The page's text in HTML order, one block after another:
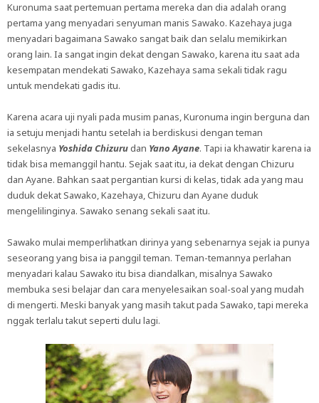
Kuronuma saat pertemuan pertama mereka dan dia adalah orang
pertama yang menyadari senyuman manis Sawako. Kazehaya juga
menyadari bagaimana Sawako sangat baik dan selalu memikirkan
orang lain. Ia sangat ingin dekat dengan Sawako, karena itu saat ada
kesempatan mendekati Sawako, Kazehaya sama sekali tidak ragu
untuk mendekati gadis itu.
Karena acara uji nyali pada musim panas, Kuronuma ingin berguna dan
ia setuju menjadi hantu setelah ia berdiskusi dengan teman
sekelasnya Yoshida Chizurudan Yano Ayane. Tapi ia khawatir karena ia
tidak bisa memanggil hantu. Sejak saat itu, ia dekat dengan Chizuru
dan Ayane. Bahkan saat pergantian kursi di kelas, tidak ada yang mau
duduk dekat Sawako, Kazehaya, Chizuru dan Ayane duduk
mengelilinginya. Sawako senang sekali saat itu.
Sawako mulai memperlihatkan dirinya yang sebenarnya sejak ia punya
seseorang yang bisa ia panggil teman. Teman-temannya perlahan
menyadari kalau Sawako itu bisa diandalkan, misalnya Sawako
membuka sesi belajar dan cara menyelesaikan soal-soal yang mudah
di mengerti. Meski banyak yang masih takut pada Sawako, tapi mereka
nggak terlalu takut seperti dulu lagi.